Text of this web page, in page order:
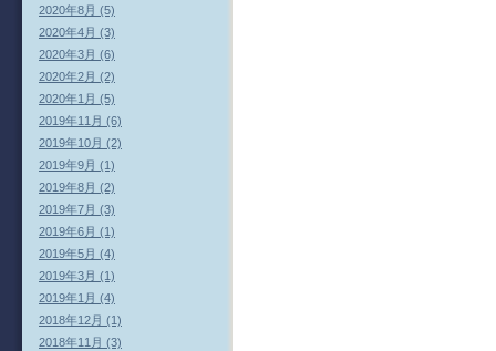
2020年8月 (5)
2020年4月 (3)
2020年3月 (6)
2020年2月 (2)
2020年1月 (5)
2019年11月 (6)
2019年10月 (2)
2019年9月 (1)
2019年8月 (2)
2019年7月 (3)
2019年6月 (1)
2019年5月 (4)
2019年3月 (1)
2019年1月 (4)
2018年12月 (1)
2018年11月 (3)